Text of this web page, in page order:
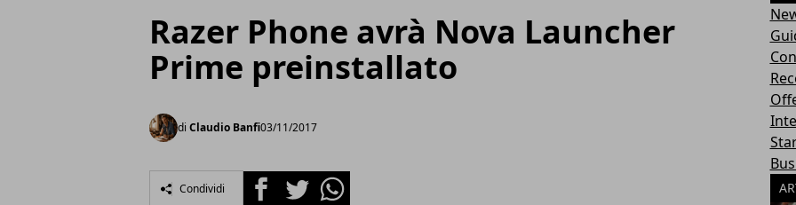
Razer Phone avrà Nova Launcher
Prime preinstallato
di Claudio Banfi03/11/2017
Condividi FacebookTwitterWhatsapp